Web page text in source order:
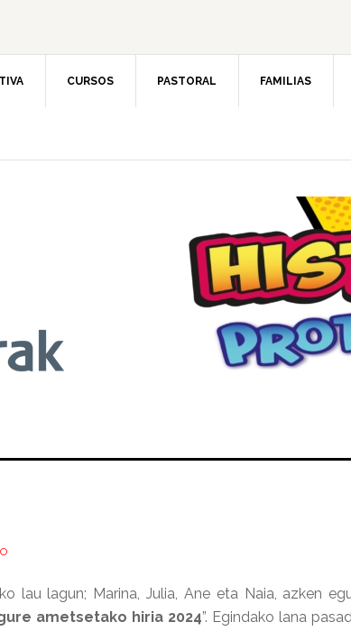
CURSOS PASTORAL FAMILIAS
lau lagun; Marina, Julia, Ane eta Naia, azken
ametsetako hiria 2024”. Egindako lana